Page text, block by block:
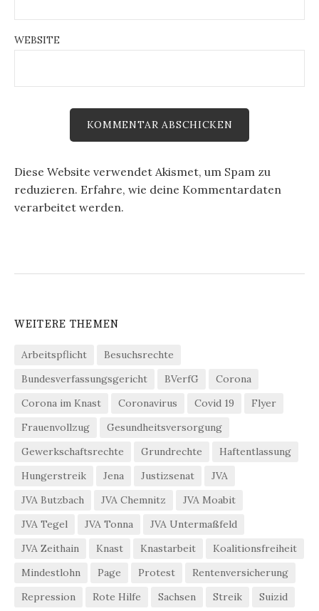
WEBSITE
Diese Website verwendet Akismet, um Spam zu
reduzieren. Erfahre, wie deine Kommentardaten
verarbeitet werden.
WEITERE THEMEN
Arbeitspflicht
Besuchsrechte
Bundesverfassungsgericht
BVerfG
Corona
Corona im Knast
Coronavirus Covid 19
Flyer
Frauenvollzug
Gesundheitsversorgung
Gewerkschaftsrechte
Grundrechte
Haftentlassung
Hungerstreik
Jena Justizsenat
JVA
JVA Butzbach
JVA Chemnitz
JVA Moabit
JVA Tegel
JVA Tonna
JVA Untermaßfeld
JVA Zeithain
Knast Knastarbeit
Koalitionsfreiheit
Mindestlohn
Page Protest
Rentenversicherung
Repression
Rote Hilfe Sachsen Streik Suizid